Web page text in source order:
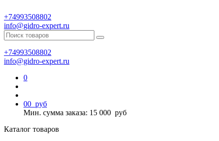
+74993508802
info@gidro-expert.ru
+74993508802
info@gidro-expert.ru
0
00 руб
Мин. сумма заказа: 15 000 руб
Каталог товаров